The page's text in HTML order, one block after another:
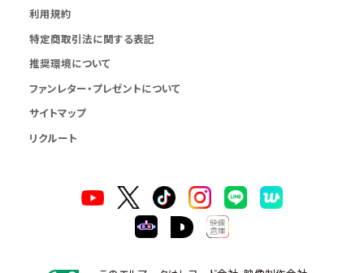
利用規約
特定商取引法に関する表記
推奨環境について
ファンレター・プレゼントについて
サイトマップ
リクルート